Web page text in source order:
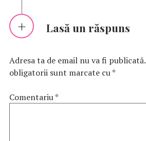
Lasă un răspuns
Adresa ta de email nu va fi publicată.
obligatorii sunt marcate cu*
Comentariu*